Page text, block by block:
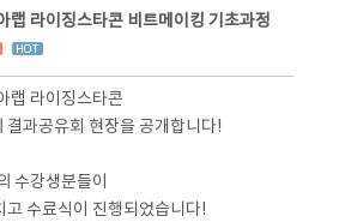
랩 라이징스타콘 비트메이킹 기초과정
랩 라이징스타콘
결과공유회 현장을 공개합니다!
수강생분들이
고 수료식이 진행되었습니다!